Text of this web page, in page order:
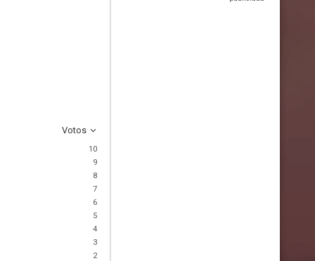
Votos
10
9
8
7
6
5
4
3
2